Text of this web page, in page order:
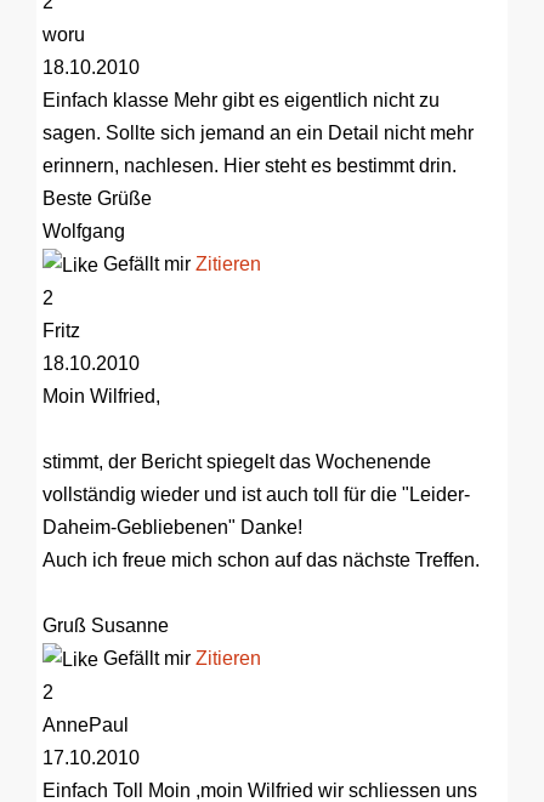
woru
18.10.2010
Einfach klasse Mehr gibt es eigentlich nicht zu
sagen. Sollte sich jemand an ein Detail nicht mehr
erinnern, nachlesen. Hier steht es bestimmt drin.
Beste Grüße
Wolfgang
Gefällt mir Zitieren
2
Fritz
18.10.2010
Moin Wilfried,
stimmt, der Bericht spiegelt das Wochenende
vollständig wieder und ist auch toll für die "Leider-
Daheim-Gebliebenen" Danke!
Auch ich freue mich schon auf das nächste Treffen.
Gruß Susanne
Gefällt mir Zitieren
2
AnnePaul
17.10.2010
Einfach Toll
Moin ,moin Wilfried wir schliessen uns